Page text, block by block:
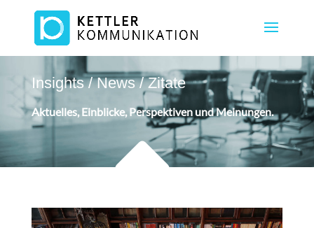
Insights / News / Zitate
Aktuelles, Einblicke, Perspektiven und Meinungen.